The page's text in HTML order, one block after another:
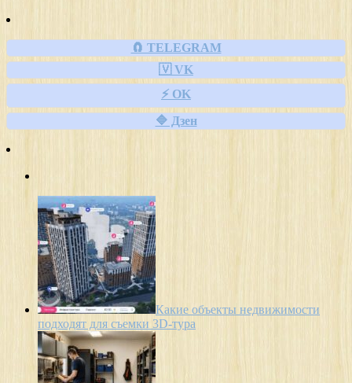
🧲 TELEGRAM
🇻 VK
⚡ OK
🔷 Дзен
Какие объекты недвижимости
подходят для съемки 3D-тура